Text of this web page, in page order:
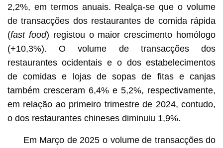
2,2%, em termos anuais. Realça-se que o volume
de transacções dos restaurantes de comida rápida
(fast food) registou o maior crescimento homólogo
(+10,3%). O volume de transacções dos
restaurantes ocidentais e o dos estabelecimentos
de comidas e lojas de sopas de fitas e canjas
também cresceram 6,4% e 5,2%, respectivamente,
em relação ao primeiro trimestre de 2024, contudo,
o dos restaurantes chineses diminuiu 1,9%.
Em Março de 2025 o volume de transacções do